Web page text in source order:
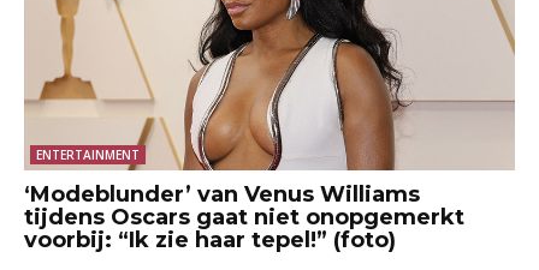
ENTERTAINMENT
‘Modeblunder’ van Venus Williams
tijdens Oscars gaat niet onopgemerkt
voorbij: “Ik zie haar tepel!” (foto)